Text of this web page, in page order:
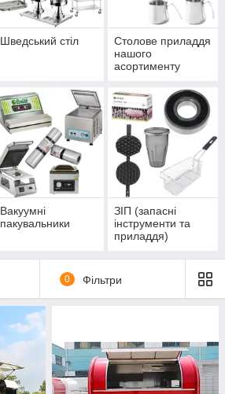
Шведський стіл
Столове приладдя
нашого
асортименту
Вакуумні
пакувальники
ЗІП (запасні
інструменти та
приладдя)
0 Фільтри